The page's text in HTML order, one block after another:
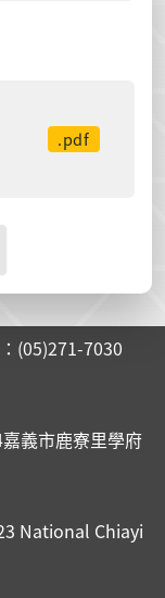
.pdf
(05)271-7030
義市鹿寮里學府
National Chiayi